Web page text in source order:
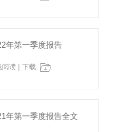
年第一季度报告
阅读 | 下载
年第一季度报告全文